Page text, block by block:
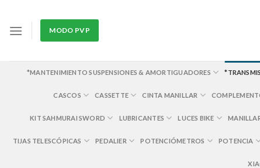
content
MODO PVP
*MANTENIMIENTO SUSPENSIONES & AMORTIGUADORES
CASCOS CASSETTE CINTA MANILLAR
KIT SAHMURAI SWORD LUBRICANTES LUCES BIKE
TIJAS TELESCÓPICAS PEDALIER POTENCIÓMETROS POTENCIA